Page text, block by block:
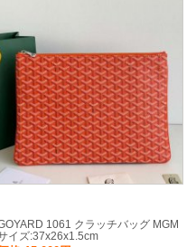
1061 クラッチバッグ MGM
イズ:37x26x1.5cm